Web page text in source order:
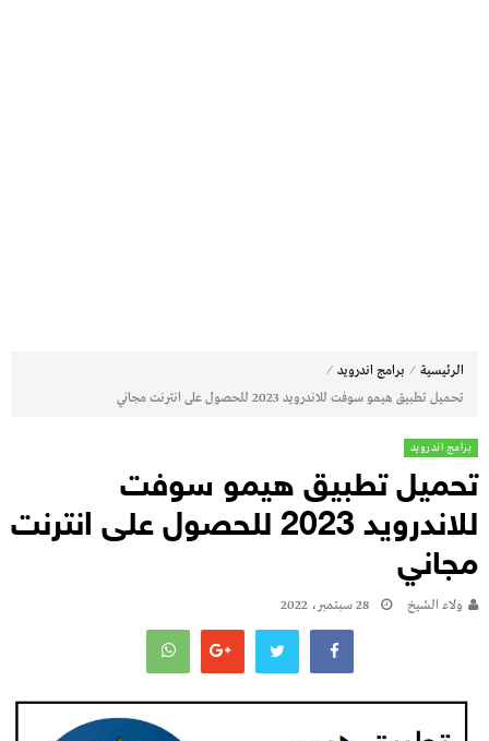
الرئيسية ⁄ برامج اندرويد ⁄
تحميل تطبيق هيمو سوفت للاندرويد 2023 للحصول على انترنت مجاني
برامج اندرويد
تحميل تطبيق هيمو سوفت
للاندرويد 2023 للحصول على انترنت
مجاني
ولاء الشيخ 28 سبتمبر، 2022